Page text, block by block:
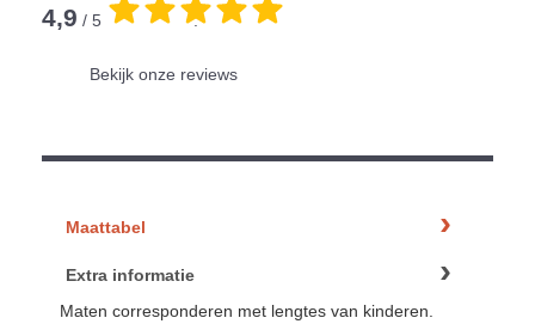
4,9 / 5 .
Bekijk onze reviews
Maattabel
Extra informatie
Maten corresponderen met lengtes van kinderen.